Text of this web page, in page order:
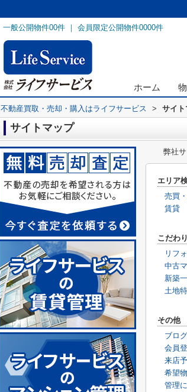
一般公開物件00件 ｜ 会員限定公開物件0000件
ホーム
不動産買取・売却・購入はライフサービス > サイト
サイトマップ
弊社
エリア
売買
賃貸
こだわり
リフ
中古
新築
土地
その他
ブログ
会員
来店
希望
管理